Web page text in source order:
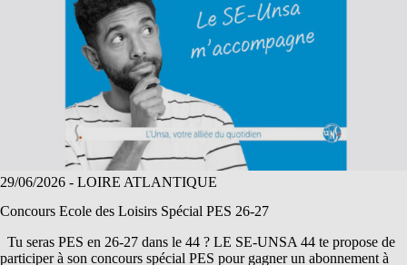
29/06/2026 - LOIRE ATLANTIQUE
Concours Ecole des Loisirs Spécial PES 26-27
Tu seras PES en 26-27 dans le 44 ? LE SE-UNSA 44 te propose de
participer à son concours spécial PES pour gagner un abonnement à